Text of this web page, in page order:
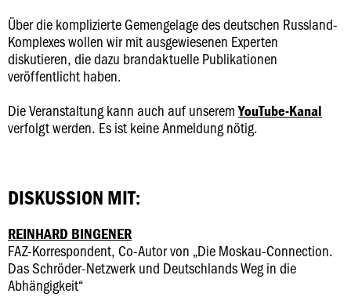
Über die komplizierte Gemengelage des deutschen Russland-
Komplexes wollen wir mit ausgewiesenen Experten
diskutieren, die dazu brandaktuelle Publikationen
veröffentlicht haben.
Die Veranstaltung kann auch auf unseremYouTube-Kanal
verfolgt werden. Es ist keine Anmeldung nötig.
DISKUSSION MIT:
REINHARD BINGENER
FAZ-Korrespondent, Co-Autor von „Die Moskau-Connection.
Das Schröder-Netzwerk und Deutschlands Weg in die
Abhängigkeit“